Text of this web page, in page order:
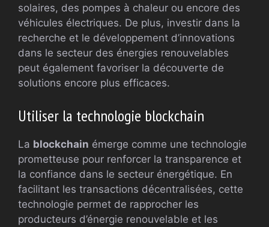
solaires, des pompes à chaleur ou encore des
véhicules électriques. De plus, investir dans la
recherche et le développement d’innovations
dans le secteur des énergies renouvelables
peut également favoriser la découverte de
solutions encore plus efficaces.
Utiliser la technologie blockchain
La blockchain émerge comme une technologie
prometteuse pour renforcer la transparence et
la confiance dans le secteur énergétique. En
facilitant les transactions décentralisées, cette
technologie permet de rapprocher les
producteurs d’énergie renouvelable et les